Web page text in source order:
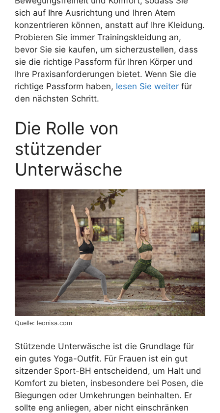
sich auf Ihre Ausrichtung und Ihren Atem
konzentrieren können, anstatt auf Ihre Kleidung.
Probieren Sie immer Trainingskleidung an,
bevor Sie sie kaufen, um sicherzustellen, dass
sie die richtige Passform für Ihren Körper und
Ihre Praxisanforderungen bietet. Wenn Sie die
richtige Passform haben, lesen Sie weiter für
den nächsten Schritt.
Die Rolle von
stützender
Unterwäsche
Quelle: leonisa.com
Stützende Unterwäsche ist die Grundlage für
ein gutes Yoga-Outfit. Für Frauen ist ein gut
sitzender Sport-BH entscheidend, um Halt und
Komfort zu bieten, insbesondere bei Posen, die
Biegungen oder Umkehrungen beinhalten. Er
sollte eng anliegen, aber nicht einschränken